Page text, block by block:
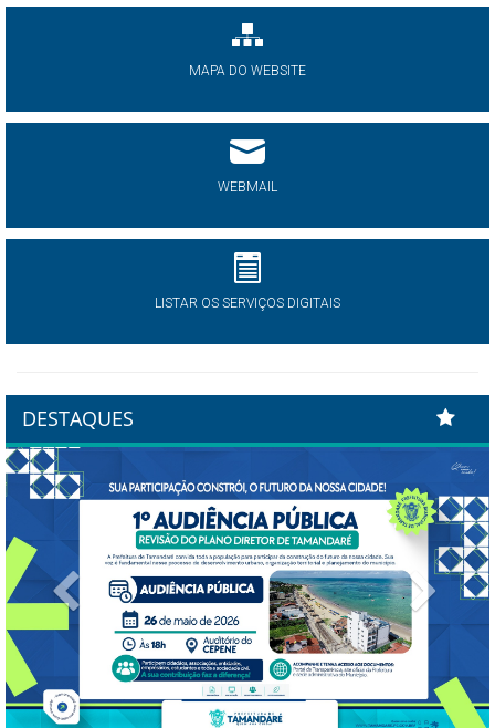
MAPA DO WEBSITE
WEBMAIL
LISTAR OS SERVIÇOS DIGITAIS
DESTAQUES
Previous Next